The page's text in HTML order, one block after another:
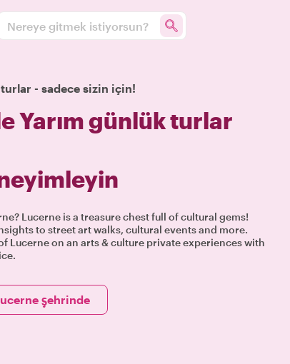
Nereye gitmek istiyorsun?
- sadece sizin için!
Yarım günlük turlar
Lucerne is a treasure chest full of cultural gems!
to street art walks, cultural events and more.
Lucerne on an arts & culture private experiences with
şehrinde